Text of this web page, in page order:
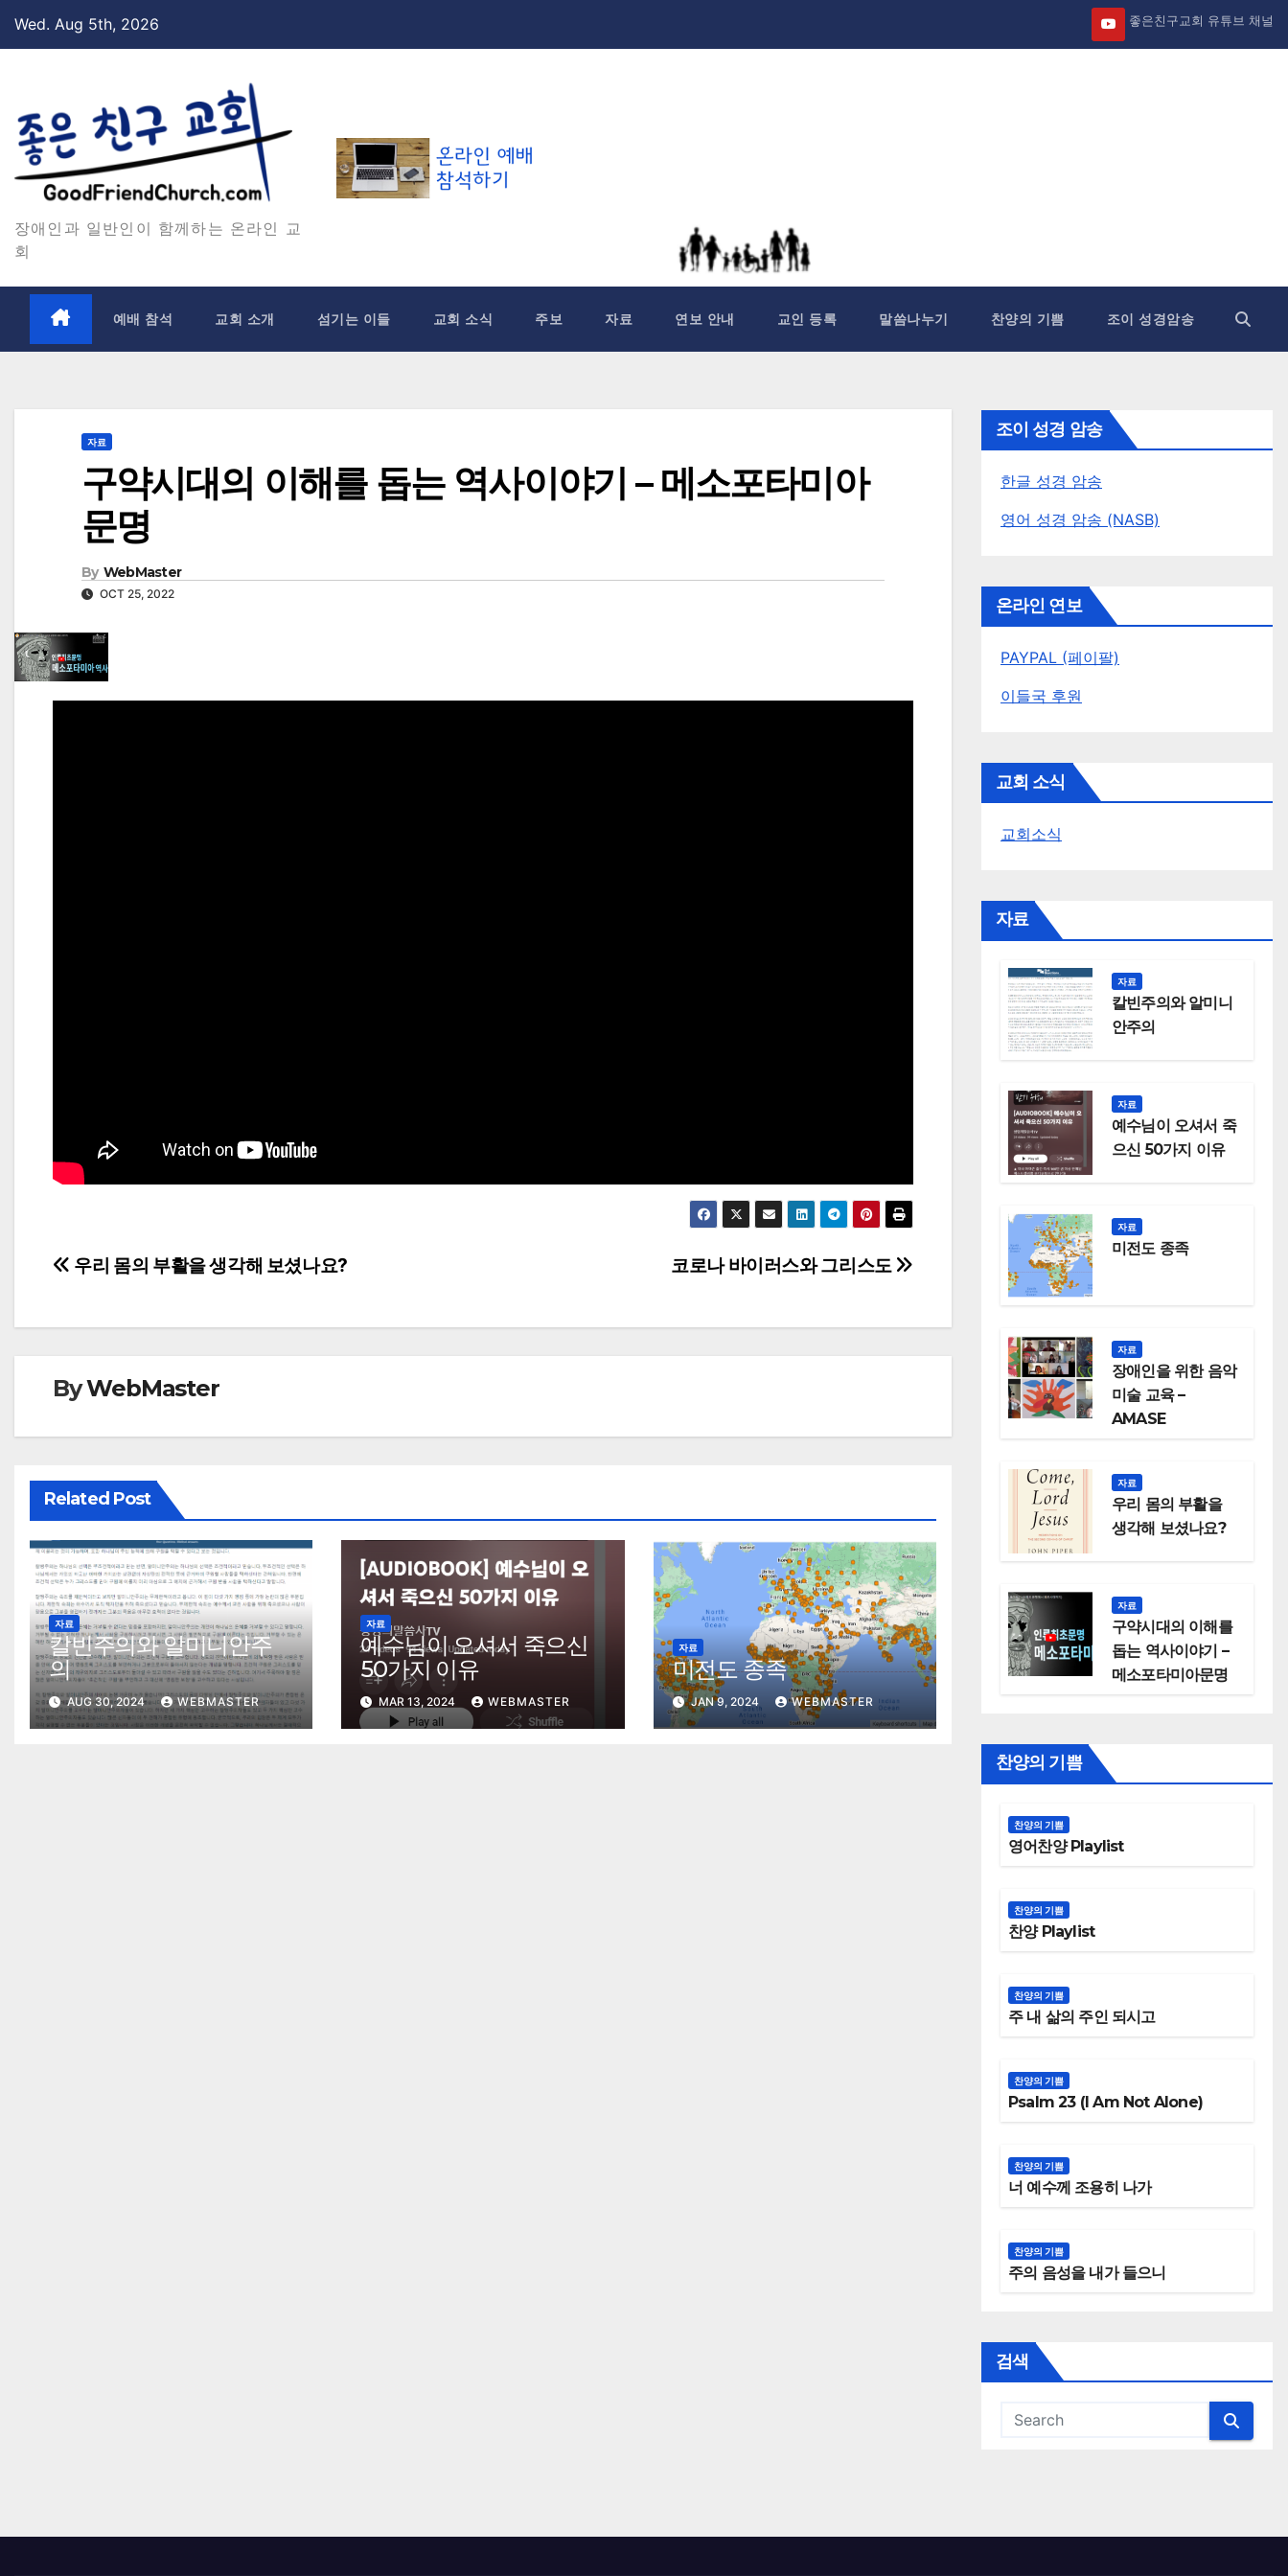
Wed. Aug 5th, 2026 좋은친구교회 유튜브 채널
장애인과 일반인이 함께하는 온라인 교
회
예배 참석 교회 소개 섬기는 이들 교회 소식 주보 자료 연보 안내 교인 등록 말씀나누기 찬양의 기쁨 조이 성경암송
자료
구약시대의 이해를 돕는 역사이야기 – 메소포타미아
문명
By WebMaster
OCT 25, 2022
Post
코로나 바이러스와 그리스도
우리 몸의 부활을 생각해 보셨나요?
ByWebMaster
Related Post
자료
칼빈주의와 알미니안주
의
AUG 30, 2024 WEBMASTER
자료
예수님이 오셔서 죽으신
50가지 이유
MAR 13, 2024 WEBMASTER
자료
미전도 종족
JAN 9, 2024 WEBMASTER
조이 성경 암송
한글 성경 암송
영어 성경 암송 (NASB)
온라인 연보
PAYPAL (페이팔)
이들국 후원
교회 소식
교회소식
자료
자료
칼빈주의와 알미니
안주의
자료
예수님이 오셔서 죽
으신 50가지 이유
자료
미전도 종족
자료
장애인을 위한 음악
미술 교육 –
AMASE
자료
우리 몸의 부활을
생각해 보셨나요?
자료
구약시대의 이해를
돕는 역사이야기 –
메소포타미아문명
찬양의 기쁨
찬양의 기쁨
영어찬양 Playlist
찬양의 기쁨
찬양 Playlist
찬양의 기쁨
주 내 삶의 주인 되시고
찬양의 기쁨
Psalm 23 (I Am Not Alone)
찬양의 기쁨
너 예수께 조용히 나가
찬양의 기쁨
주의 음성을 내가 들으니
검색